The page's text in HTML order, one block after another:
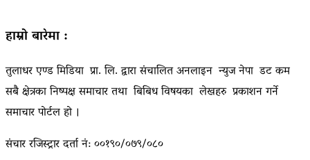
हाम्रो बारेमा :
तुलाधर एण्ड मिडिया प्रा. लि. द्वारा संचालित अनलाइन न्युज नेपा डट कम
सबै क्षेत्रका निष्पक्ष समाचार तथा बिबिध विषयका लेखहरु प्रकाशन गर्ने
समाचार पोर्टल हो ।
संचार रजिस्ट्रार दर्ता नं: ००१९०/०७९/०८०